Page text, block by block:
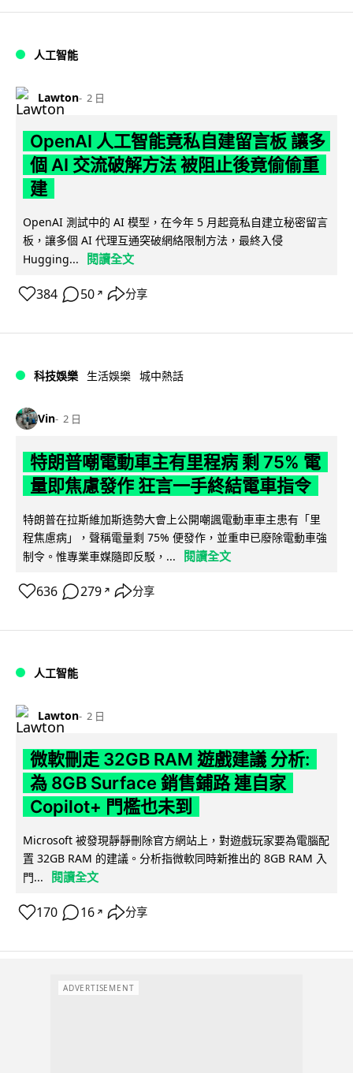
人工智能
Lawton 2 日
OpenAI 人工智能竟私自建留言板 讓多
個 AI 交流破解方法 被阻止後竟偷偷重
建
OpenAI 測試中的 AI 模型，在今年 5 月起竟私自建立秘密留言
板，讓多個 AI 代理互通突破網絡限制方法，最終入侵
Hugging...
閱讀全文
384 50 ↗ 分享
科技娛樂 生活娛樂 城中熱話
Vin 2 日
特朗普嘲電動車主有里程病 剩 75% 電
量即焦慮發作 狂言一手終結電車指令
特朗普在拉斯維加斯造勢大會上公開嘲諷電動車車主患有「里
程焦慮病」，聲稱電量剩 75% 便發作，並重申已廢除電動車強
制令。惟專業車媒隨即反駁，...
閱讀全文
636 279 ↗ 分享
人工智能
Lawton 2 日
微軟刪走 32GB RAM 遊戲建議 分析:
為 8GB Surface 銷售鋪路 連自家
Copilot+ 門檻也未到
Microsoft 被發現靜靜刪除官方網站上，對遊戲玩家要為電腦配
置 32GB RAM 的建議。分析指微軟同時新推出的 8GB RAM 入
門...
閱讀全文
170 16 ↗ 分享
ADVERTISEMENT